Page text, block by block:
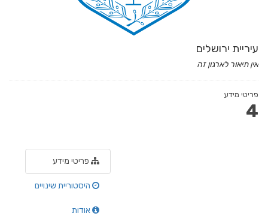
עיריית ירושלים
אין תיאור לארגון זה
פריטי מידע
4
פריטי מידע
היסטוריית שינויים
אודות